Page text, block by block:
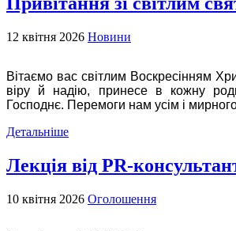
12 квітня 2026 Новини
Вітаємо вас світлим Воскресінням
віру й надію, принесе в кожну
Господнє. Перемоги нам усім і
Детальніше
Лекція від PR-
10 квітня 2026 Оголошення